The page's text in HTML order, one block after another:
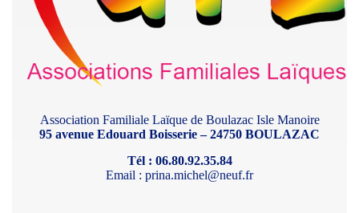
Association Familiale Laïque de Boulazac Isle Manoire
95 avenue Edouard Boisserie – 24750 BOULAZAC
Tél : 06.80.92.35.84
Email : prina.michel@neuf.fr